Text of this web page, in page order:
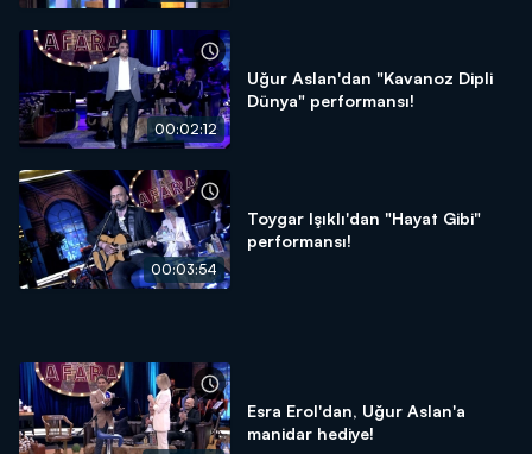
00:02:12
Uğur Aslan'dan "Kavanoz Dipli
Dünya" performansı!
00:03:54
Toygar Işıklı'dan "Hayat Gibi"
performansı!
Esra Erol'dan, Uğur Aslan'a
manidar hediye!